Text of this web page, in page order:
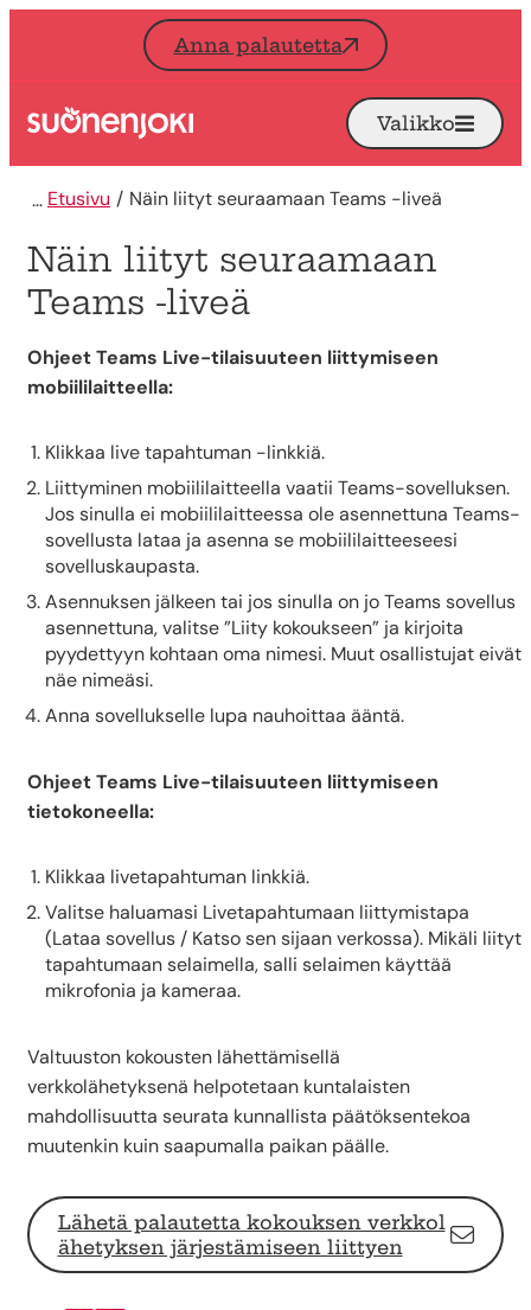
Siirry sisältöön
Anna palautetta
Etusivu Avaa
Valikko
Etusivu Näin liityt seuraamaan Teams -liveä
Näin liityt seuraamaan
Teams -liveä
Ohjeet Teams Live-tilaisuuteen liittymiseen
mobiililaitteella:
Klikkaa live tapahtuman -linkkiä.
Liittyminen mobiililaitteella vaatii Teams-sovelluksen.
Jos sinulla ei mobiililaitteessa ole asennettuna Teams-
sovellusta lataa ja asenna se mobiililaitteeseesi
sovelluskaupasta.
Asennuksen jälkeen tai jos sinulla on jo Teams sovellus
asennettuna, valitse ”Liity kokoukseen” ja kirjoita
pyydettyyn kohtaan oma nimesi. Muut osallistujat eivät
näe nimeäsi.
Anna sovellukselle lupa nauhoittaa ääntä.
Ohjeet Teams Live-tilaisuuteen liittymiseen
tietokoneella:
Klikkaa livetapahtuman linkkiä.
Valitse haluamasi Livetapahtumaan liittymistapa
(Lataa sovellus / Katso sen sijaan verkossa). Mikäli liityt
tapahtumaan selaimella, salli selaimen käyttää
mikrofonia ja kameraa.
Valtuuston kokousten lähettämisellä
verkkolähetyksenä helpotetaan kuntalaisten
mahdollisuutta seurata kunnallista päätöksentekoa
muutenkin kuin saapumalla paikan päälle.
Lähetä palautetta kokouksen verkkol
ähetyksen järjestämiseen liittyen